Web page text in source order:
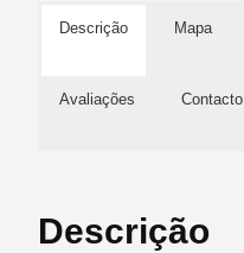
Descrição Mapa
Avaliações Contacto
Descrição